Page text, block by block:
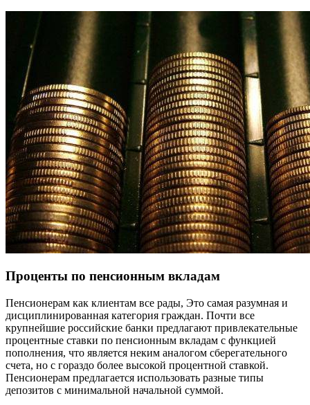
Проценты по пенсионным вкладам
Пенсионерам как клиентам все рады, Это самая разумная и
дисциплинированная категория граждан. Почти все
крупнейшие российские банки предлагают привлекательные
процентные ставки по пенсионным вкладам с функцией
пополнения, что является неким аналогом сберегательного
счета, но с гораздо более высокой процентной ставкой.
Пенсионерам предлагается использовать разные типы
депозитов с минимальной начальной суммой.